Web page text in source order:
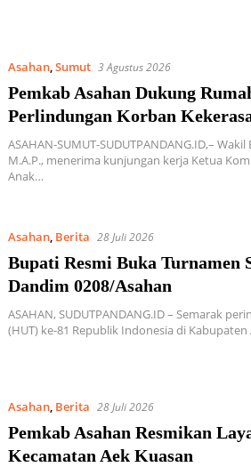
Asahan,Sumut 3 Agustus 2026
Pemkab Asahan Dukung
Perlindungan Korban
ASAHAN-SUMUT-SUDUTPANDANG.ID,–
M.A.P., menerima kunjungan kerja Ketua
Anak…
Asahan, Berita 28 Juli 2026
Bupati Resmi Buka Turnamen
Dandim 0208/Asahan
ASAHAN, SUDUTPANDANG.ID – Semarak
(HUT) ke-81 Republik Indonesia di
Asahan, Berita 28 Juli 2026
Pemkab Asahan Resmikan
Kecamatan Aek Kuasan